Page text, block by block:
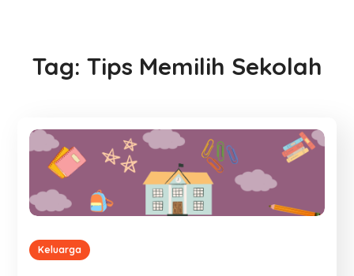
Tag: Tips Memilih Sekolah
Keluarga